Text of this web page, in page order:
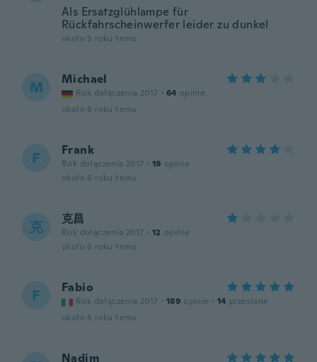
Als Ersatzglühlampe für
Rückfahrscheinwerfer leider zu dunkel
około 5 roku temu
M Michael
Rok dołączenia 2017 · 64 opinie
około 6 roku temu
F Frank
Rok dołączenia 2017 · 19 opinie
około 6 roku temu
克 克昌
Rok dołączenia 2017 · 12 opinie
około 6 roku temu
F Fabio
Rok dołączenia 2017 · 189 opinie · 14 przesłane
około 6 roku temu
Nadim